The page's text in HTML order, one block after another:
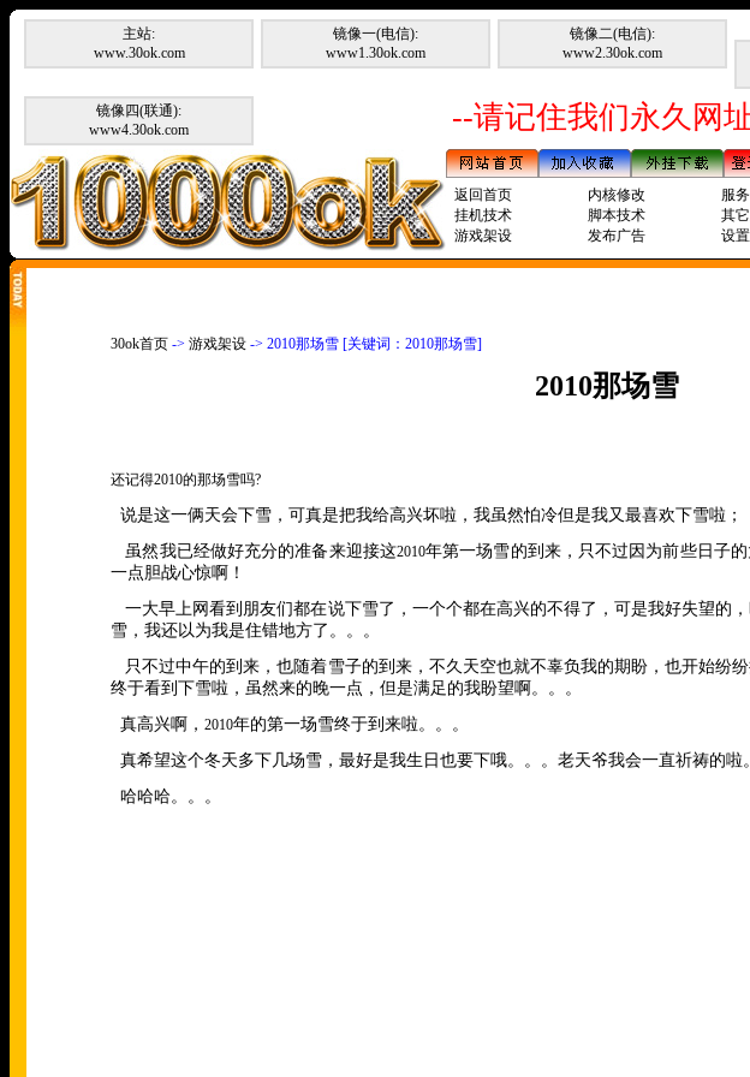
主站:
www.30ok.com
镜像一(电信):
www1.30ok.com
镜像二(电信):
www2.30ok.com
镜像四(联通):
www4.30ok.com
--请记住我们永久网
--请记住我们永
返回首页
内核修改 服
挂机技术
脚本技术 其
游戏架设
发布广告 设
30ok首页 -> 游戏架设 -> 2010那场雪 [关键词：2010那场雪]
2010那场雪
还记得2010的那场雪吗?
说是这一俩天会下雪，可真是把我给高兴坏啦，我虽然怕冷但是我又最喜欢下雪啦；
虽然我已经做好充分的准备来迎接这2010年第一场雪的到来，只不过因为前些日子
一点胆战心惊啊！
一大早上网看到朋友们都在说下雪了，一个个都在高兴的不得了，可是我好失望的
雪，我还以为我是住错地方了。。。
只不过中午的到来，也随着雪子的到来，不久天空也就不辜负我的期盼，也开始纷
终于看到下雪啦，虽然来的晚一点，但是满足的我盼望啊。。。
真高兴啊， 2010年的第一场雪终于到来啦。。。
真希望这个冬天多下几场雪，最好是我生日也要下哦。。。老天爷我会一直祈祷的啦
哈哈哈。。。